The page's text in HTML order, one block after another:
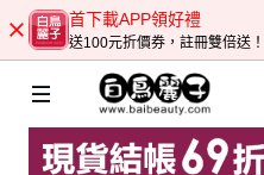
首下載APP領好禮
送100元折價券，註冊雙倍送！